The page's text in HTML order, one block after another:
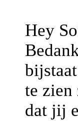
Hey
te zien
dat jij